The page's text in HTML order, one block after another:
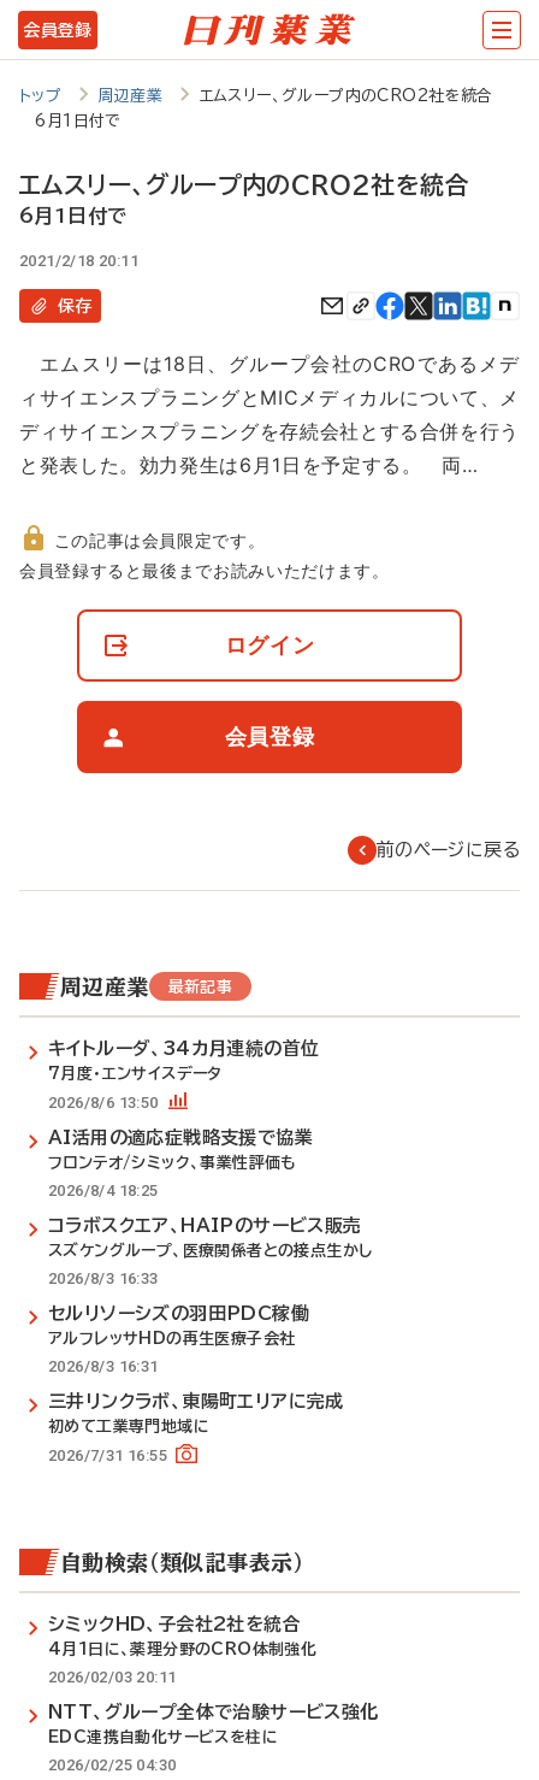
メ
イ
テ
ツ
に
会員登録
トップ 周辺産業
エムスリー、グループ内のCRO2社を統合
6月1日付で
エムスリー、グループ内のCRO2社を統合
6月1日付で
2021/2/18 20:11
保存
エムスリーは18日、グループ会社のCROであるメデ
ィサイエンスプラニングとMICメディカルについて、メ
ディサイエンスプラニングを存続会社とする合併を行う
と発表した。効力発生は6月1日を予定する。 両…
非
この記事は会員限定です。
会員登録すると最後までお読みいただけます。
ログイン
会員登録
前のページに戻る
周辺産業 最新記事
キイトルーダ、34カ月連続の首位
7月度・エンサイスデータ
2026/8/6 13:50
AI活用の適応症戦略支援で協業
フロンテオ/シミック、事業性評価も
2026/8/4 18:25
コラボスクエア、HAIPのサービス販売
スズケングループ、医療関係者との接点生かし
2026/8/3 16:33
セルリソーシズの羽田PDC稼働
アルフレッサHDの再生医療子会社
2026/8/3 16:31
三井リンクラボ、東陽町エリアに完成
初めて工業専門地域に
2026/7/31 16:55
自動検索（類似記事表示）
シミックHD、子会社2社を統合
4月1日に、薬理分野のCRO体制強化
2026/02/03 20:11
NTT、グループ全体で治験サービス強化
EDC連携自動化サービスを柱に
2026/02/25 04:30